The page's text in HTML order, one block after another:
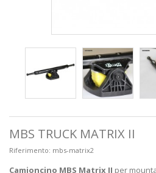
MBS TRUCK MATRIX II
Riferimento: mbs-matrix2
Camioncino MBS Matrix II per